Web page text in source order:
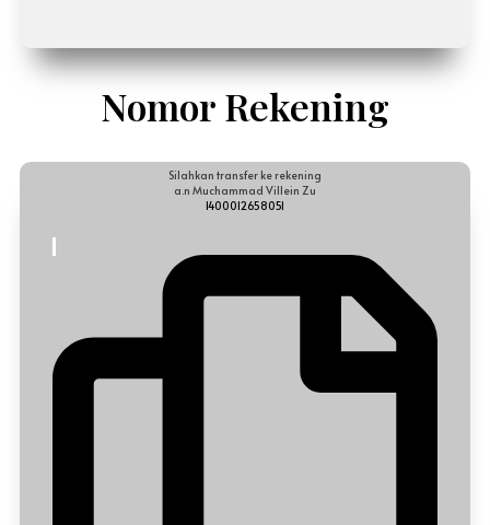
Nomor Rekening
Silahkan transfer ke rekening
a.n Muchammad Villein Zu
1400012658051